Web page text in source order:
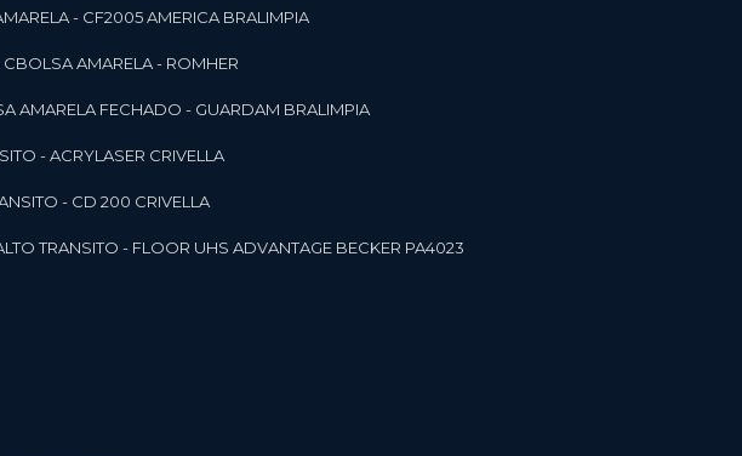
- CF2005 AMERICA BRALIMPIA
CBOLSA AMARELA - ROMHER
AMARELA FECHADO - GUARDAM BRALIMPIA
- ACRYLASER CRIVELLA
- CD 200 CRIVELLA
TRANSITO - FLOOR UHS ADVANTAGE BECKER PA4023